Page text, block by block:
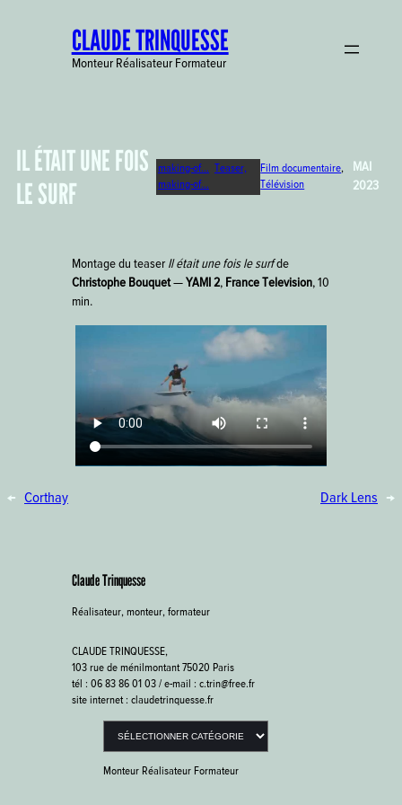
CLAUDE TRINQUESSE
Monteur Réalisateur Formateur
IL ÉTAIT UNE FOIS
LE SURF
making-of…
Teaser,
making-of…
Film documentaire
Télévision
MAI
2023
Montage du teaser Il était une fois le surfde
Christophe Bouquet— YAMI 2, France Television, 10
min.
← Corthay Dark Lens →
Claude Trinquesse
Réalisateur, monteur, formateur
CLAUDE TRINQUESSE,
103 rue de ménilmontant 75020 Paris
tél : 06 83 86 01 03 / e-mail : c.trin@free.fr
site internet : claudetrinquesse.fr
Monteur Réalisateur Formateur